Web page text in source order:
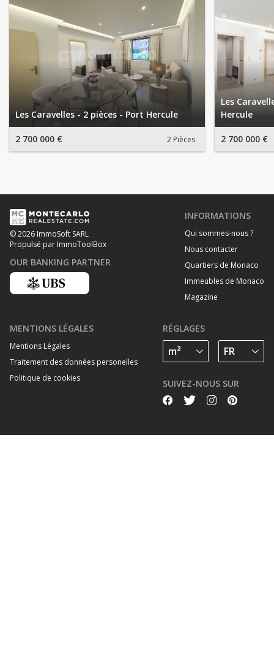
Les Caravelles - 2 pièces - Port Hercule
2 700 000 € 2 Pièces
Les
Hercule
2 700 000 €
© 2026 ImmoSoft SARL
Propulsé par ImmoToolBox
OUR BANKING PARTNER
INFORMATIONS
Qui sommes-nous ?
Nous contacter
Quartiers de Monaco
Immeubles de Monaco
Magazine
MENTIONS LÉGALES
Mentions Légales
Traitement des données personelles
Politique de cookies
RÉGLAGES
SUIVEZ-NOUS SUR